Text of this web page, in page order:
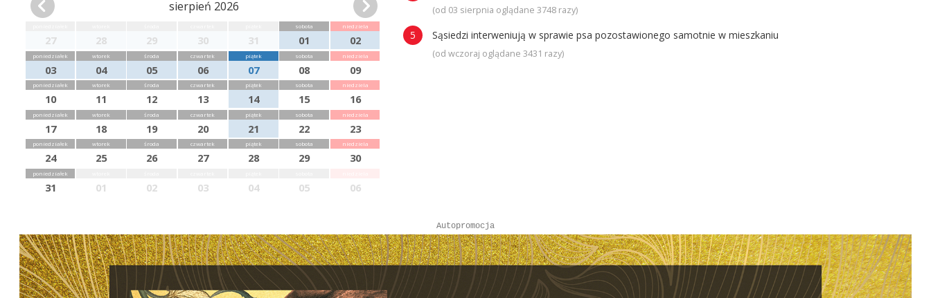
sierpień 2026
27 28 29 30 31
sobota
01
niedziela
02
poniedziałek
03
wtorek
04
środa
05
czwartek
06
piątek
07
sobota
08
niedziela
09
poniedziałek
10
wtorek
11
środa
12
czwartek
13
piątek
14
sobota
15
niedziela
16
poniedziałek
17
wtorek
18
środa
19
czwartek
20
piątek
21
sobota
22
niedziela
23
poniedziałek
24
wtorek
25
środa
26
czwartek
27
piątek
28
sobota
29
niedziela
30
poniedziałek
31 01 02 03 04 05 06
(od 03 sierpnia oglądane 3748 razy)
Sąsiedzi interweniują w sprawie psa pozostawionego samotnie w mieszkaniu
(od wczoraj oglądane 3431 razy)
Autopromocja